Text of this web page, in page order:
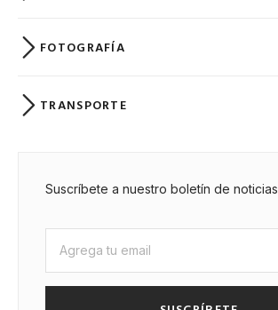
FOTOGRAFÍA
TRANSPORTE
Suscríbete a nuestro boletín de noticias